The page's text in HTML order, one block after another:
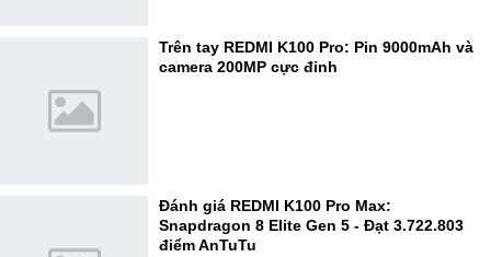
Trên tay REDMI K100 Pro: Pin 9000mAh và
camera 200MP cực đỉnh
Đánh giá REDMI K100 Pro Max:
Snapdragon 8 Elite Gen 5 - Đạt 3.722.803
điểm AnTuTu